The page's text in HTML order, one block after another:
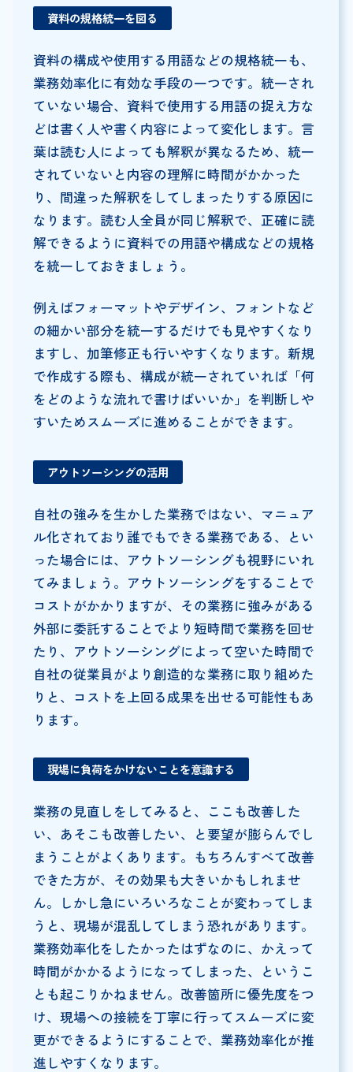
資料の規格統一を図る
資料の構成や使用する用語などの規格統一も、
業務効率化に有効な手段の一つです。統一され
ていない場合、資料で使用する用語の捉え方な
どは書く人や書く内容によって変化します。言
葉は読む人によっても解釈が異なるため、統一
されていないと内容の理解に時間がかかった
り、間違った解釈をしてしまったりする原因に
なります。読む人全員が同じ解釈で、正確に読
解できるように資料での用語や構成などの規格
を統一しておきましょう。
例えばフォーマットやデザイン、フォントなど
の細かい部分を統一するだけでも見やすくなり
ますし、加筆修正も行いやすくなります。新規
で作成する際も、構成が統一されていれば「何
をどのような流れで書けばいいか」を判断しや
すいためスムーズに進めることができます。
アウトソーシングの活用
自社の強みを生かした業務ではない、マニュア
ル化されており誰でもできる業務である、とい
った場合には、アウトソーシングも視野にいれ
てみましょう。アウトソーシングをすることで
コストがかかりますが、その業務に強みがある
外部に委託することでより短時間で業務を回せ
たり、アウトソーシングによって空いた時間で
自社の従業員がより創造的な業務に取り組めた
りと、コストを上回る成果を出せる可能性もあ
ります。
現場に負荷をかけないことを意識する
業務の見直しをしてみると、ここも改善した
い、あそこも改善したい、と要望が膨らんでし
まうことがよくあります。もちろんすべて改善
できた方が、その効果も大きいかもしれませ
ん。しかし急にいろいろなことが変わってしま
うと、現場が混乱してしまう恐れがあります。
業務効率化をしたかったはずなのに、かえって
時間がかかるようになってしまった、というこ
とも起こりかねません。改善箇所に優先度をつ
け、現場への接続を丁寧に行ってスムーズに変
更ができるようにすることで、業務効率化が推
進しやすくなります。